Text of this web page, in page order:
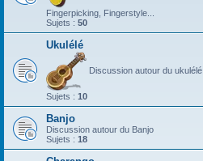
Fingerpicking, Fingerstyle...
Sujets : 50
Ukulélé
Discussion autour du ukulélé
Sujets : 10
Banjo
Discussion autour du Banjo
Sujets : 18